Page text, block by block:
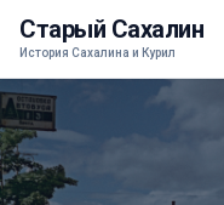
Старый Сахалин
История Сахалина и Курил